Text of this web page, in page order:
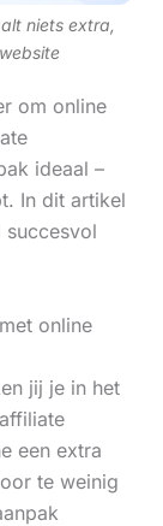
niets extra,
om online
ideaal –
In dit artikel
succesvol
online
jij je in het
een extra
te weinig